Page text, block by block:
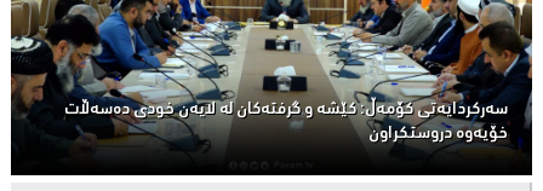
سەركردایەتی كۆمەڵ: كێشە و گرفتەكان لە لایەن خودی دەسەڵات
خۆیەوە دروستكراون